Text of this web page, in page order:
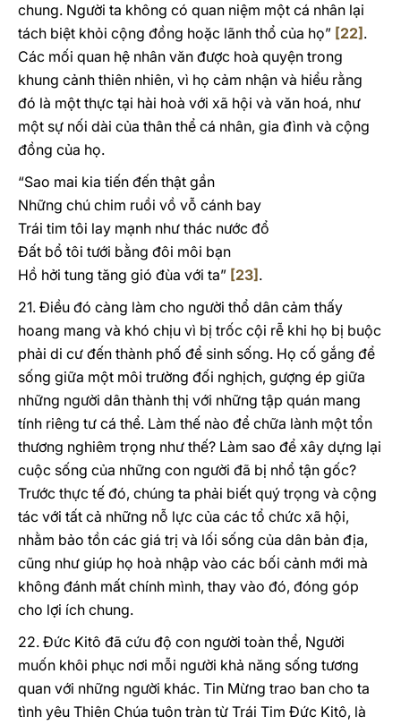
chung. Người ta không có quan niệm một cá nhân lại
tách biệt khỏi cộng đồng hoặc lãnh thổ của họ” [22] .
Các mối quan hệ nhân văn được hoà quyện trong
khung cảnh thiên nhiên, vì họ cảm nhận và hiểu rằng
đó là một thực tại hài hoà với xã hội và văn hoá, như
một sự nối dài của thân thể cá nhân, gia đình và cộng
đồng của họ.
“Sao mai kia tiến đến thật gần
Những chú chim ruồi vồ vỗ cánh bay
Trái tim tôi lay mạnh như thác nước đổ
Đất bổ tôi tưới bằng đôi môi bạn
Hồ hởi tung tăng gió đùa với ta” [23] .
21. Điều đó càng làm cho người thổ dân cảm thấy
hoang mang và khó chịu vì bị trốc cội rễ khi họ bị buộc
phải di cư đến thành phố để sinh sống. Họ cố gắng để
sống giữa một môi trường đối nghịch, gượng ép giữa
những người dân thành thị với những tập quán mang
tính riêng tư cá thể. Làm thế nào để chữa lành một tổn
thương nghiêm trọng như thế? Làm sao để xây dựng lại
cuộc sống của những con người đã bị nhổ tận gốc?
Trước thực tế đó, chúng ta phải biết quý trọng và cộng
tác với tất cả những nỗ lực của các tổ chức xã hội,
nhằm bảo tồn các giá trị và lối sống của dân bản địa,
cũng như giúp họ hoà nhập vào các bối cảnh mới mà
không đánh mất chính mình, thay vào đó, đóng góp
cho lợi ích chung.
22. Đức Kitô đã cứu độ con người toàn thể, Người
muốn khôi phục nơi mỗi người khả năng sống tương
quan với những người khác. Tin Mừng trao ban cho ta
tình yêu Thiên Chúa tuôn tràn từ Trái Tim Đức Kitô, là